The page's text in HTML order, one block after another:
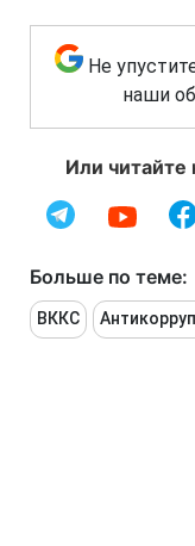
Не
наши
Или читайте
Больше по теме:
ВККС